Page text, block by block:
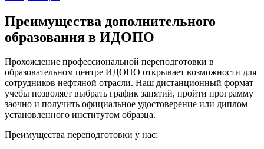
Преимущества дополнительного
образования в ИДОПО
Прохождение профессиональной переподготовки в
образовательном центре ИДОПО открывает возможности для
сотрудников нефтяной отрасли. Наш дистанционный формат
учебы позволяет выбрать график занятий, пройти программу
заочно и получить официальное удостоверение или диплом
установленного институтом образца.
Преимущества переподготовки у нас: